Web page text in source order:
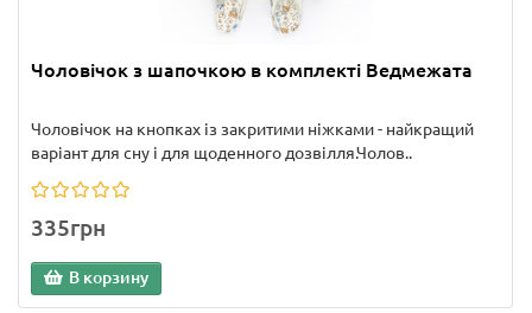
Чоловічок з шапочкою в комплекті Ведмежата
Чоловічок на кнопках із закритими ніжками - найкращий
варіант для сну і для щоденного дозвілля.Чолов..
335грн
В корзину